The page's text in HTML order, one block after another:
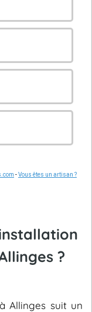
-Vous êtes un artisan ?
?
Allinges suit un